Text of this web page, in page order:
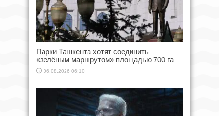
Парки Ташкента хотят соединить
«зелёным маршрутом» площадью 700 га
06.08.2026 06:10